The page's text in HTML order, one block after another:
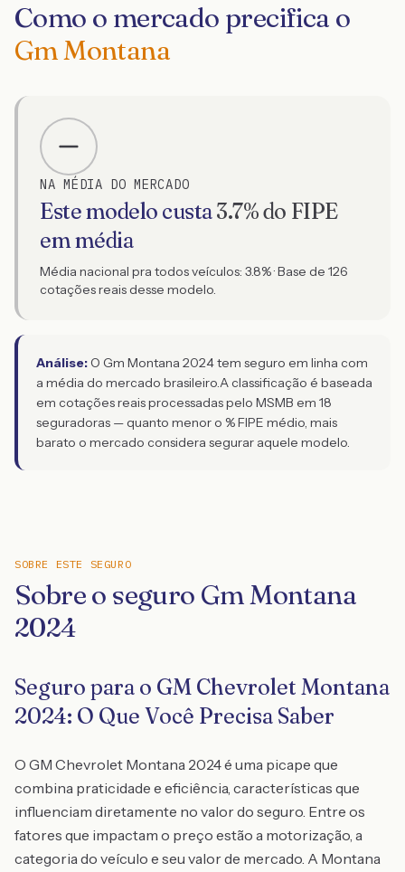
Como o mercado precifica o
Gm Montana
NA MÉDIA DO MERCADO
Este modelo custa3.7% do FIPE
em média
Média nacional pra todos veículos: 3.8% · Base de 126
cotações reais desse modelo.
Análise: O Gm Montana 2024 tem seguro em linha com
a média do mercado brasileiro.A classificação é baseada
em cotações reais processadas pelo MSMB em 18
seguradoras — quanto menor o % FIPE médio, mais
barato o mercado considera segurar aquele modelo.
SOBRE ESTE SEGURO
Sobre o seguro Gm Montana
2024
Seguro para o GM Chevrolet Montana
2024: O Que Você Precisa Saber
O GM Chevrolet Montana 2024 é uma picape que
combina praticidade e eficiência, características que
influenciam diretamente no valor do seguro. Entre os
fatores que impactam o preço estão a motorização, a
categoria do veículo e seu valor de mercado. A Montana